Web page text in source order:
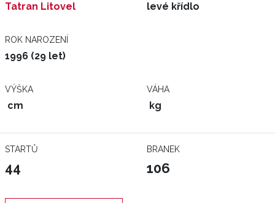
Tatran Litovel levé křídlo
ROK NAROZENÍ
1996 (29 let)
VÝŠKA
cm
VÁHA
kg
STARTŮ
44
BRANEK
106